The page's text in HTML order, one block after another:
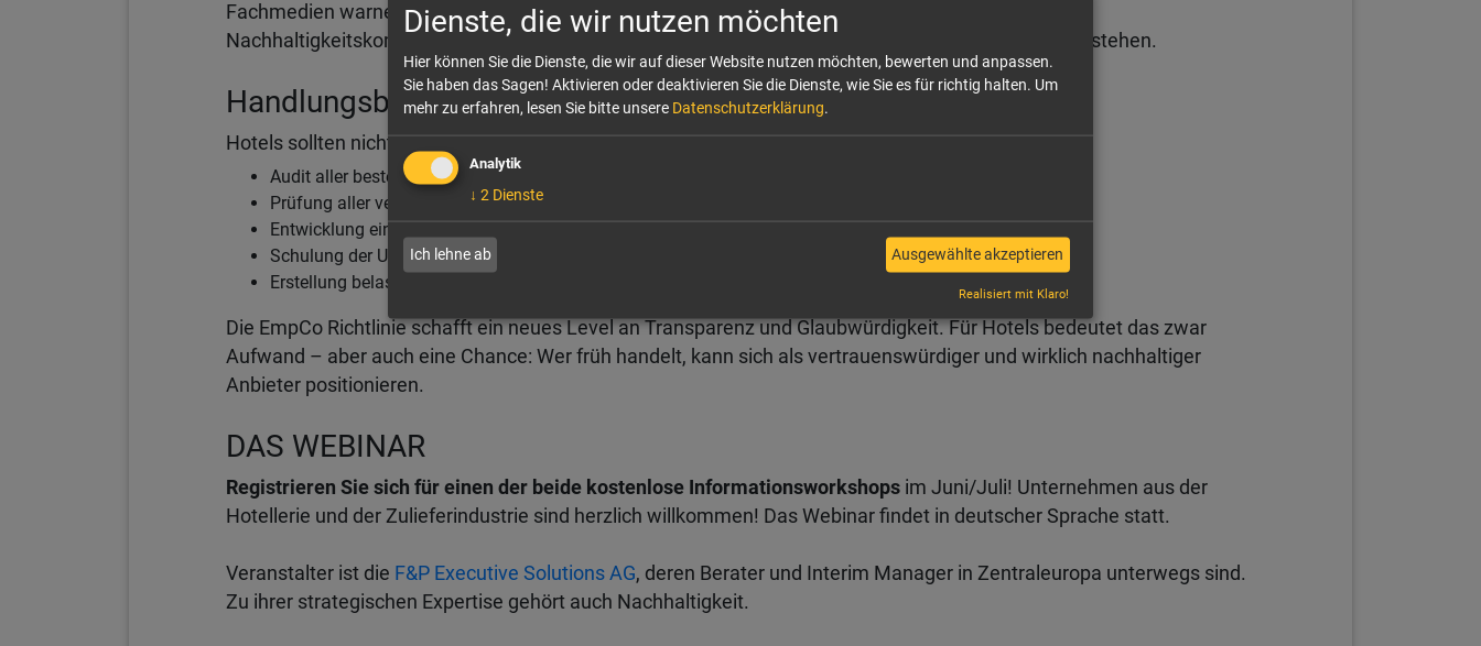
Fachmedien warnen ebenfalls davor, die Tragweite zu unterschätzen: Hotels müssen ihre
Nachhaltigkeitskommunikation "grundlegend überprüfen", da ab 2026 erhebliche Abmahnrisiken bestehen.
Handlungsbedarf: Jetzt starten statt später reagieren
Hotels sollten nicht warten, bis die neuen Regeln greifen. Die empfohlenen ersten Schritte sind:
Audit aller bestehenden Nachhaltigkeitsaussagen
Prüfung aller verwendeten Labels und Grafiken
Entwicklung einer faktenbasierten Nachhaltigkeitsstrategie
Schulung der Unternehmensleitung und MarketingTeams
Erstellung belastbarer Nachweise für jede Form von Umweltclaim
Die EmpCo Richtlinie schafft ein neues Level an Transparenz und Glaubwürdigkeit. Für Hotels bedeutet das zwar
Aufwand – aber auch eine Chance: Wer früh handelt, kann sich als vertrauenswürdiger und wirklich nachhaltiger
Anbieter positionieren.
DAS WEBINAR
Registrieren Sie sich für einen der beide kostenlose Informationsworkshops im Juni/Juli! Unternehmen aus der
Hotellerie und der Zulieferindustrie sind herzlich willkommen! Das Webinar findet in deutscher Sprache statt.
Veranstalter ist die F&P Executive Solutions AG, deren Berater und Interim Manager in Zentraleuropa unterwegs sind.
Zu ihrer strategischen Expertise gehört auch Nachhaltigkeit.
Dienste, die wir nutzen möchten
Hier können Sie die Dienste, die wir auf dieser Website nutzen möchten, bewerten und anpassen.
Sie haben das Sagen! Aktivieren oder deaktivieren Sie die Dienste, wie Sie es für richtig halten. Um
mehr zu erfahren, lesen Sie bitte unsere Datenschutzerklärung.
Analytik
↓ 2 Dienste
Ich lehne ab Ausgewählte akzeptieren
Realisiert mit Klaro!